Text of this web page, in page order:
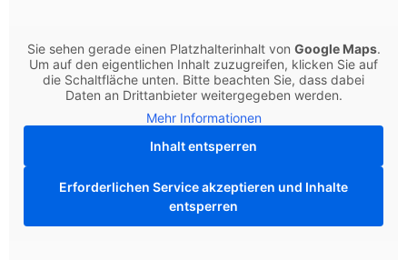
Sie sehen gerade einen Platzhalterinhalt von Google Maps.
Um auf den eigentlichen Inhalt zuzugreifen, klicken Sie auf
die Schaltfläche unten. Bitte beachten Sie, dass dabei
Daten an Drittanbieter weitergegeben werden.
Mehr Informationen
Inhalt entsperren
Erforderlichen Service akzeptieren und Inhalte
entsperren